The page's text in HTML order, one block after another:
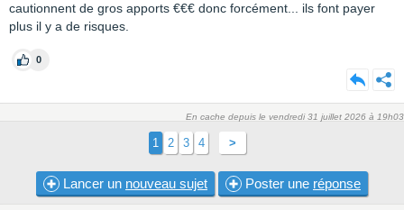
cautionnent de gros apports €€€ donc forcément... ils font payer
plus il y a de risques.
0
En cache depuis le vendredi 31 juillet 2026 à 19h03
1 2 3 4 >
Lancer un nouveau sujet Poster une réponse